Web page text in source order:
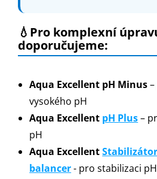
💧Pro komplexní
doporučujeme:
Aqua Excellent pH Minus
vysokého pH
Aqua Excellent pH Plus–
pH
Aqua Excellent
balancer- pro stabilizaci